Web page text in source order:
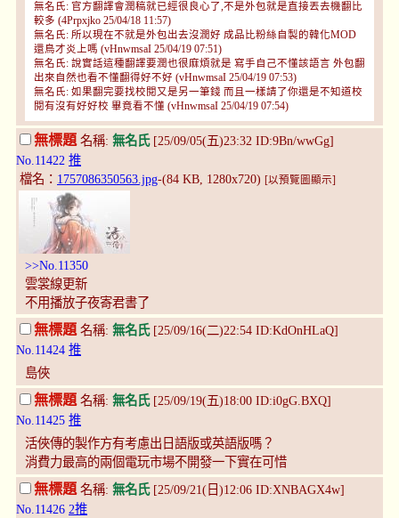
無名氏: 官方翻譯會潤稿就已經很良心了,不是外包就是直接丟去機翻比
較多 (4Prpxjko 25/04/18 11:57)
無名氏: 所以現在不就是外包出去沒潤好 成品比粉絲自製的韓化MOD
還鳥才炎上嗎 (vHnwmsaI 25/04/19 07:51)
無名氏: 說實話這種翻譯要潤也很麻煩就是 寫手自己不懂該語言 外包翻
出來自然也看不懂翻得好不好 (vHnwmsaI 25/04/19 07:53)
無名氏: 如果翻完要找校閱又是另一筆錢 而且一樣請了你還是不知道校
閱有沒有好好校 畢竟看不懂 (vHnwmsaI 25/04/19 07:54)
無標題名稱: 無名氏[25/09/05(五)23:32 ID:9Bn/wwGg]
No.11422 推
檔名： 1757086350563.jpg-(84 KB, 1280x720) [以預覽圖顯示]
>>No.11350
雲裳線更新
不用播放子夜寄君書了
無標題 名稱: 無名氏[25/09/16(二)22:54 ID:KdOnHLaQ]
No.11424 推
島俠
無標題 名稱: 無名氏[25/09/19(五)18:00 ID:i0gG.BXQ]
No.11425 推
活俠傳的製作方有考慮出日語版或英語版嗎？
消費力最高的兩個電玩市場不開發一下實在可惜
無標題 名稱: 無名氏[25/09/21(日)12:06 ID:XNBAGX4w]
No.11426 2推